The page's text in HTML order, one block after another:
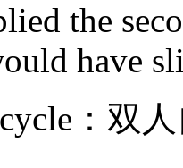
the
have
：双